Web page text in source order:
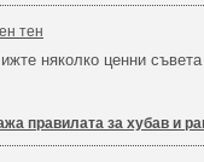
тен
няколко ценни
правилата за хубав и